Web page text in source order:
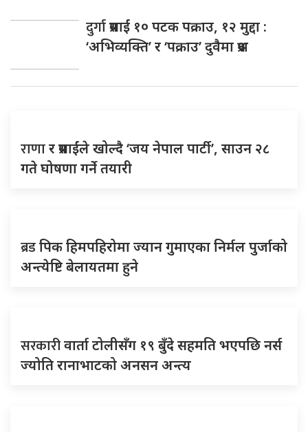
दुर्गाप्रसाईं १० पटक पक्राउ, १२ मुद्दा :
‘अभिव्यक्ति’ र ‘पक्राउ’ दुवैमा प्रश्न
राणार प्रसाईंले खोल्दै ‘जय नेपाल पार्टी’, साउन २८
गते घोषणा गर्ने तयारी
ब्रडपिक हिमपहिरोमा ज्यान गुमाएका निर्मल पुर्जाको
अन्त्येष्टि बेलायतमा हुने
सरकारीवार्ता टोलीसँग १९ बुँदे सहमति भएपछि नर्स
ज्योति रानाभाटको अनसन अन्त्य